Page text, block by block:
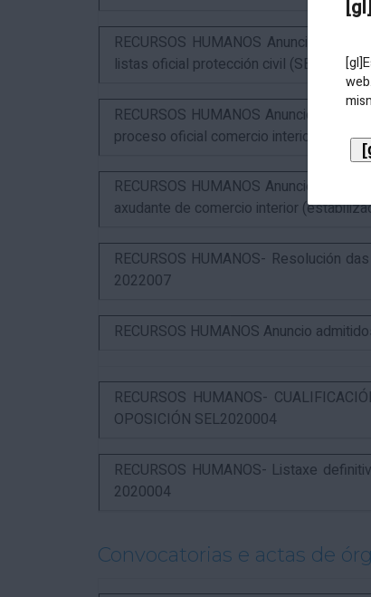
RECURSOS HUMANOS Anuncio
listas oficial protección civil
RECURSOS HUMANOS Anuncio
proceso oficial comercio interior
RECURSOS HUMANOS Anuncio
axudante de comercio interior
RECURSOS HUMANOS- Resolución
2022007
RECURSOS HUMANOS Anuncio
RECURSOS HUMANOS-
OPOSICIÓN SEL2020004
RECURSOS HUMANOS- Listaxe
2020004
Convocatorias e actas de